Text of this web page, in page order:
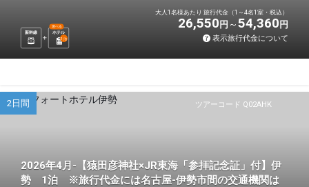
新幹線 ホテル
選べる
1 泊
大人1名様あたり 旅行代金（1～4名1室・税込）
26,550 円 54,360 円
表示旅行代金について
ツアーコード Q02AHK
2日間
2026年4月-【猿田彦神社×JR東海「参拝記念証」付】伊
勢 1泊 ※旅行代金には名古屋-伊勢市間の交通機関は